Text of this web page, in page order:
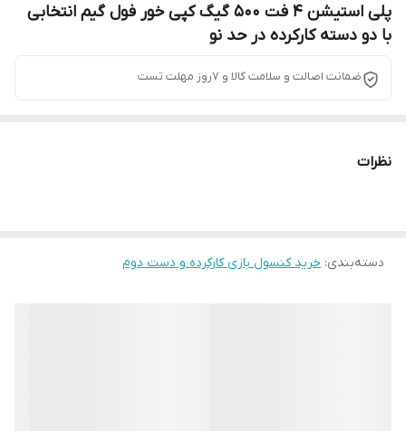
پلی استیشن ۴ فت ۵۰۰ گیگ کپی خور فول گیم انتخابی
با دو دسته کارکرده در حد نو
ضمانت اصالت و سلامت کالا و 7روز مهلت تست
نظرات
دسته‌بندی: خرید کنسول بازی کارکرده و دست دوم